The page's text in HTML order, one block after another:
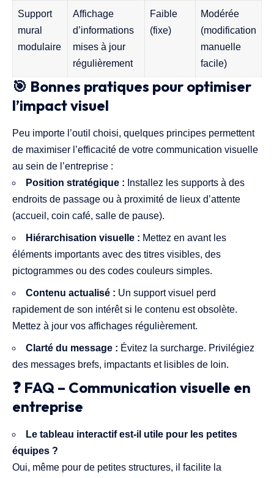
Support
mural
modulaire
Affichage
d’informations
mises à jour
régulièrement
Faible
(fixe)
Modérée
(modification
manuelle
facile)
🎯 Bonnes pratiques pour optimiser
l’impact visuel
Peu importe l’outil choisi, quelques principes permettent
de maximiser l’efficacité de votre communication visuelle
au sein de l’entreprise :
Position stratégique : Installez les supports à des
endroits de passage ou à proximité de lieux d’attente
(accueil, coin café, salle de pause).
Hiérarchisation visuelle : Mettez en avant les
éléments importants avec des titres visibles, des
pictogrammes ou des codes couleurs simples.
Contenu actualisé : Un support visuel perd
rapidement de son intérêt si le contenu est obsolète.
Mettez à jour vos affichages régulièrement.
Clarté du message : Évitez la surcharge. Privilégiez
des messages brefs, impactants et lisibles de loin.
❓ FAQ – Communication visuelle en
entreprise
Le tableau interactif est-il utile pour les petites
équipes ?
Oui, même pour de petites structures, il facilite la